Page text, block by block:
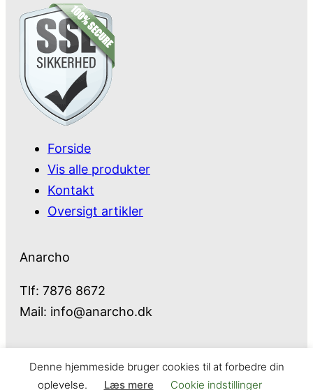
Forside
Vis alle produkter
Kontakt
Oversigt artikler
Anarcho
Tlf: 7876 8672
Mail: info@anarcho.dk
Anarcho – alt i Hårde Hvidevarer
Denne hjemmeside bruger cookies til at forbedre din
oplevelse.
Læs mere Cookie indstillinger